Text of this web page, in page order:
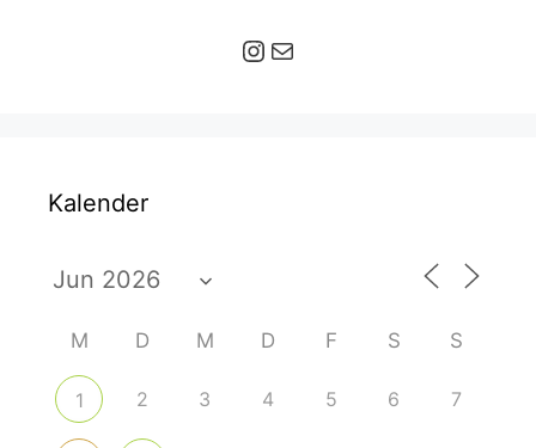
Instagram E-Mail
Kalender
M D M D F S S
1 2 3 4 5 6 7